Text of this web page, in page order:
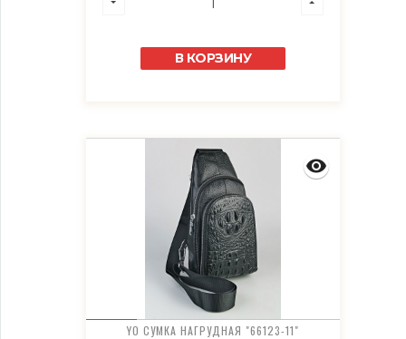
В КОРЗИНУ
YO СУМКА НАГРУДНАЯ "66123-11"